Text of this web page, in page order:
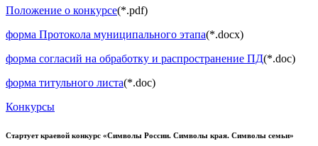
Положение о конкурсе(*.pdf)
форма Протокола муниципального этапа(*.docx)
форма согласий на обработку и распространение ПД(*.doc)
форма титульного листа(*.doc)
Конкурсы
Стартует краевой конкурс «Символы России. Символы края. Символы семьи»